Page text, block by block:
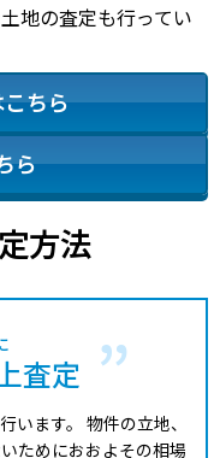
地の査定も行ってい
ちら
ら
方法
査定
います。 物件の立地、
ためにおおよその相場